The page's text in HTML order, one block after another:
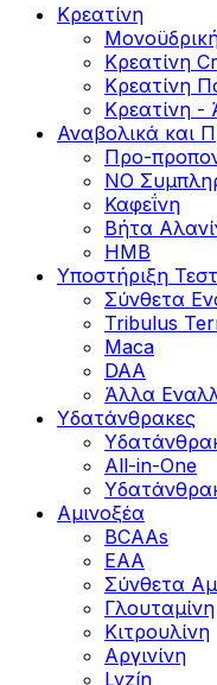
Κρεατίνη
Κρεατίνη
Κρεατίνη
Κρεατίνη -
Αναβολικά και
Προ-
ΝΟ
Καφεΐνη
Βήτα
HMB
Υποστήριξη
Σύνθετα
Tribulus
Maca
DAA
Άλλα
Υδατάνθρακες
All-in-One
Αμινοξέα
BCAAs
EAA
Σύνθετα
Γλουταμίνη
Κιτρουλίνη
Αργινίνη
Lyzín